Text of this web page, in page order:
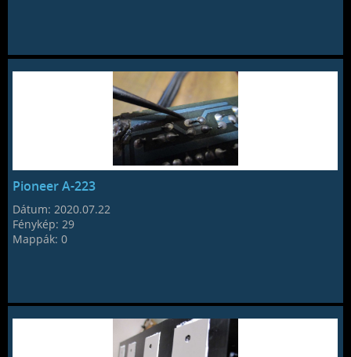
Pioneer A-223
Dátum:2020.07.22
Fénykép:29
Mappák:0